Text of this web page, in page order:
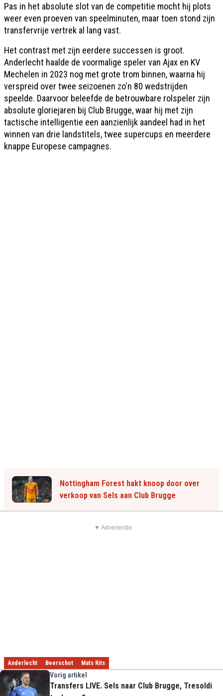
Pas in het absolute slot van de competitie mocht hij plots
weer even proeven van speelminuten, maar toen stond zijn
transfervrije vertrek al lang vast.
Het contrast met zijn eerdere successen is groot.
Anderlecht haalde de voormalige speler van Ajax en KV
Mechelen in 2023 nog met grote trom binnen, waarna hij
verspreid over twee seizoenen zo'n 80 wedstrijden
speelde. Daarvoor beleefde de betrouwbare rolspeler zijn
absolute gloriejaren bij Club Brugge, waar hij met zijn
tactische intelligentie een aanzienlijk aandeel had in het
winnen van drie landstitels, twee supercups en meerdere
knappe Europese campagnes.
Nottingham Forest hakt knoop door over
verkoop van Sels aan Club Brugge
▼ Advertentie
Anderlecht Beerschot Mats Rits
Vorig artikel
Transfers LIVE. Sels naar Club Brugge, Tresoldi